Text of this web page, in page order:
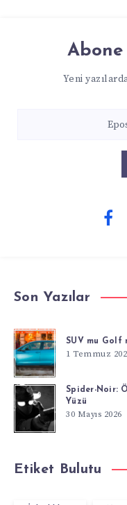
Abone
Yeni
Son Yazılar
SUV mu Golf
1 Temmuz
Spider-Noir:
Yüzü
30 Mayıs 2026
Etiket Bulutu